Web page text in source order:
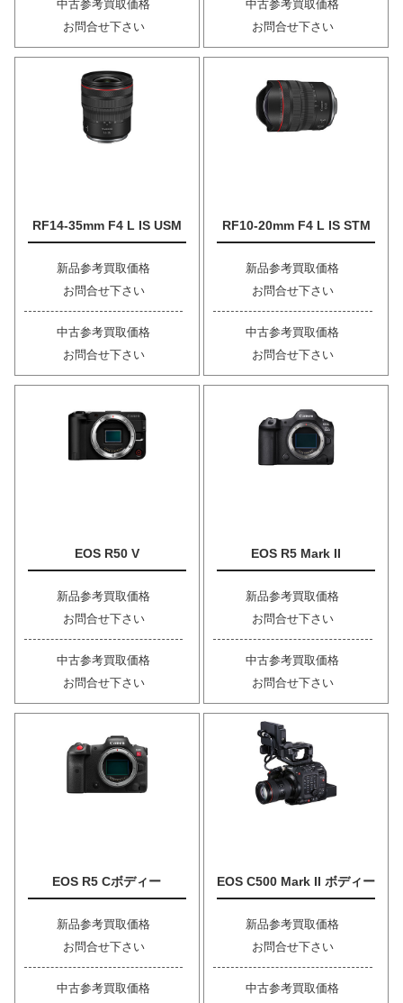
中古参考買取価格
お問合せ下さい
中古参考買取価格
お問合せ下さい
RF14-35mm F4 L IS USM
新品参考買取価格
お問合せ下さい
中古参考買取価格
お問合せ下さい
RF10-20mm F4 L IS STM
新品参考買取価格
お問合せ下さい
中古参考買取価格
お問合せ下さい
EOS R50 V
新品参考買取価格
お問合せ下さい
中古参考買取価格
お問合せ下さい
EOS R5 Mark II
新品参考買取価格
お問合せ下さい
中古参考買取価格
お問合せ下さい
EOS R5 Cボディー
新品参考買取価格
お問合せ下さい
中古参考買取価格
EOS C500 Mark II ボディー
新品参考買取価格
お問合せ下さい
中古参考買取価格